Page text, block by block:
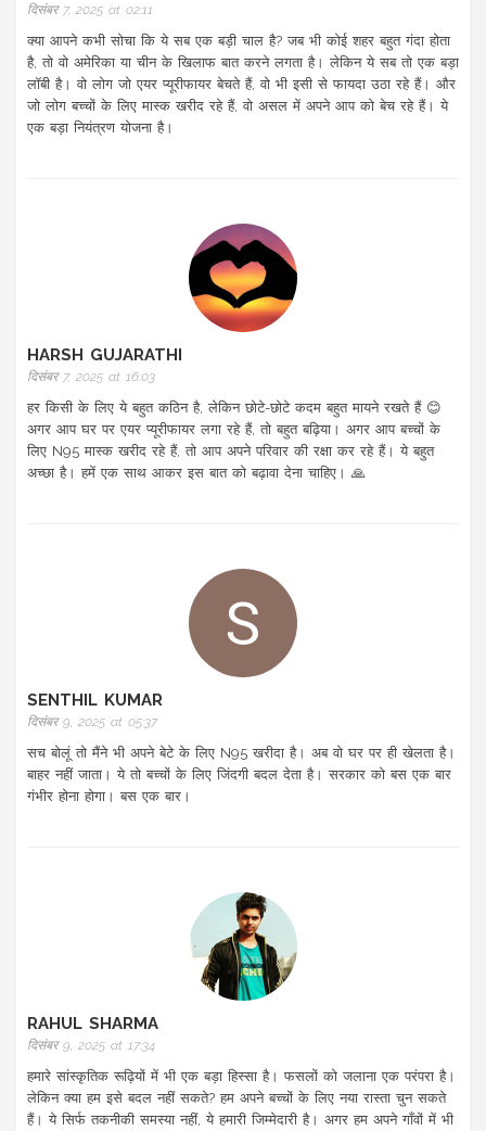
दिसंबर 7, 2025 at 02:11
क्या आपने कभी सोचा कि ये सब एक बड़ी चाल है? जब भी कोई शहर बहुत गंदा होता
है, तो वो अमेरिका या चीन के खिलाफ बात करने लगता है। लेकिन ये सब तो एक बड़ा
लॉबी है। वो लोग जो एयर प्यूरीफायर बेचते हैं, वो भी इसी से फायदा उठा रहे हैं। और
जो लोग बच्चों के लिए मास्क खरीद रहे हैं, वो असल में अपने आप को बेच रहे हैं। ये
एक बड़ा नियंत्रण योजना है।
HARSH GUJARATHI
दिसंबर 7, 2025 at 16:03
हर किसी के लिए ये बहुत कठिन है, लेकिन छोटे-छोटे कदम बहुत मायने रखते हैं 😊
अगर आप घर पर एयर प्यूरीफायर लगा रहे हैं, तो बहुत बढ़िया। अगर आप बच्चों के
लिए N95 मास्क खरीद रहे हैं, तो आप अपने परिवार की रक्षा कर रहे हैं। ये बहुत
अच्छा है। हमें एक साथ आकर इस बात को बढ़ावा देना चाहिए। 🙏
SENTHIL KUMAR
दिसंबर 9, 2025 at 05:37
सच बोलूं तो मैंने भी अपने बेटे के लिए N95 खरीदा है। अब वो घर पर ही खेलता है।
बाहर नहीं जाता। ये तो बच्चों के लिए जिंदगी बदल देता है। सरकार को बस एक बार
गंभीर होना होगा। बस एक बार।
RAHUL SHARMA
दिसंबर 9, 2025 at 17:34
हमारे सांस्कृतिक रूढ़ियों में भी एक बड़ा हिस्सा है। फसलों को जलाना एक परंपरा है।
लेकिन क्या हम इसे बदल नहीं सकते? हम अपने बच्चों के लिए नया रास्ता चुन सकते
हैं। ये सिर्फ तकनीकी समस्या नहीं, ये हमारी जिम्मेदारी है। अगर हम अपने गाँवों में भी